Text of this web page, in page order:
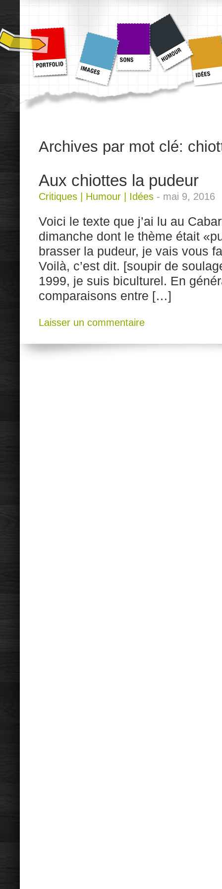
Archives par mot clé:
Aux chiottes la pudeur
Critiques Humour Idées - mai 9, 2016
Voici le texte que j’ai lu au
dimanche dont le thème était
brasser la pudeur, je vais vous
Voilà, c’est dit. [soupir de
1999, je suis biculturel. En
comparaisons entre […]
Laisser un commentaire